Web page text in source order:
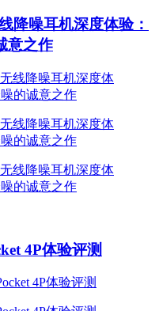
降噪耳机深度体验：
意之作
4P体验评测